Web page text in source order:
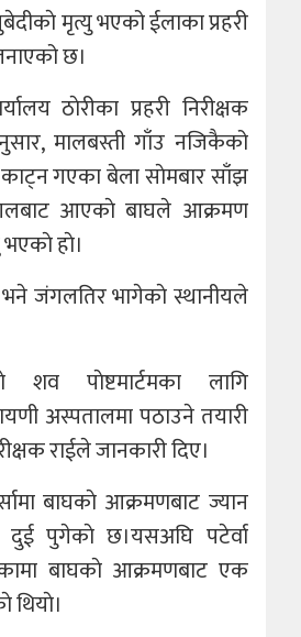
मृत्यु भएको ईलाका प्रहरी
छ।
ठाेरीका प्रहरी निरीक्षक
मालबस्ती गाँउ नजिकैको
गएका बेला साेमबार साँझ
आएकाे बाघले आक्रमण
हाे।
जंगलतिर भागेकाे स्थानीयले
पाेष्टमार्टमका लागि
अस्पतालमा पठाउने तयारी
राईले जानकारी दिए।
बाघकाे आक्रमणबाट ज्यान
पुगेकाे छ।यसअघि पटेर्वा
बाघकाे आक्रमणबाट एक